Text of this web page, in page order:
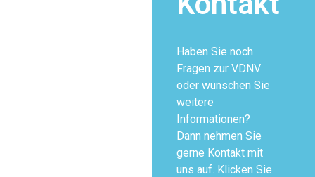
Haben Sie noch
Fragen zur VDNV
oder wünschen Sie
weitere
Informationen?
Dann nehmen Sie
gerne Kontakt mit
uns auf. Klicken Sie